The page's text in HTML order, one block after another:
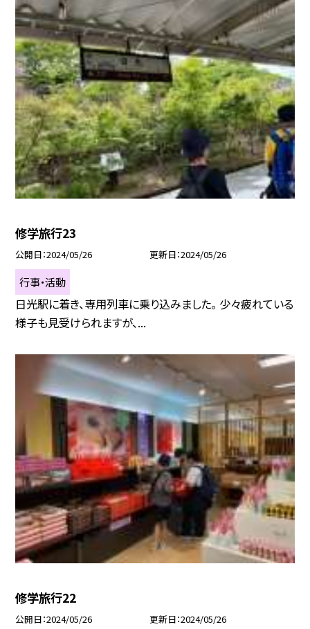
修学旅行23
公開日 2024/05/26 更新日 2024/05/26
行事・活動
日光駅に着き、専用列車に乗り込みました。 少々疲れている
様子も見受けられますが、...
修学旅行22
公開日 2024/05/26 更新日 2024/05/26